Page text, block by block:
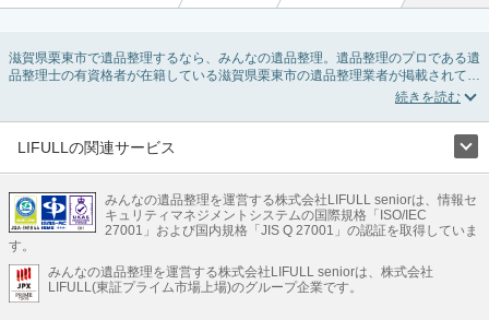
滋賀県栗東市で遺品整理するなら、みんなの遺品整理。遺品整理のプロである遺
品整理士の有資格者が在籍している滋賀県栗東市の遺品整理業者が掲載されてい
ます。遺品処分を即日対応してくれる実家の片付け業者や遺品整理会社を比較で
件を利用し検索してみましょう。
ゴミの処分方法や親の家の遺品整理をはじめる時期などお役立ち情報も豊富なの
LIFULLの関連サービス
不動産・住宅 引越し 老人ホーム 地方創生
ママの就労支援
不動産クラウドファンディング 遺品整理 老後の暮らし情報
LIFULL HOME'Sのサービス
不動産・住宅
みんなの遺品整理を運営する株式会社LIFULL seniorは、情報セ
キュリティマネジメントシステムの国際規格「ISO/IEC
27001」および国内規格「JIS Q 27001」の認証を取得していま
す。
みんなの遺品整理を運営する株式会社LIFULL seniorは、株式会社
LIFULL(東証プライム市場上場)のグループ企業です。